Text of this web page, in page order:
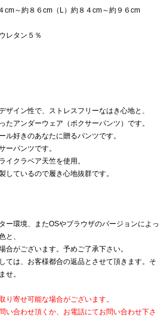
cm～約８６cm（L）約８４cm～約９６cm
レタン５％
ザイン性で、ストレスフリーなはき心地と、
たアンダーウェア（ボクサーパンツ）です。
ル好きのあなたに贈るパンツです。
ーパンツです。
イクラベア天竺を使用。
しているので履き心地抜群です。
ー環境、またOSやブラウザのバージョンによっ
と、
合がございます。予めご了承下さい。
ては、お客様都合の返品とさせて頂きます。そ
せ。
り寄せ可能な場合がございます。
い合わせ頂くか、お電話にてお問い合わせ下さ